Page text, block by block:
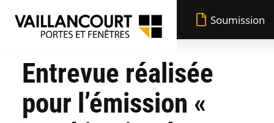
Soumission
Entrevue réalisée
pour l’émission «
Avantages Vaillancourt
Fabrication québécoise
Portes